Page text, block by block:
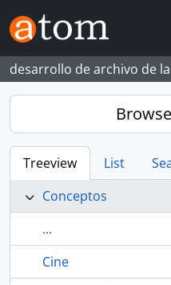
Skip to main content
desarrollo de archivo de
Treeview List
Conceptos
...
Cine